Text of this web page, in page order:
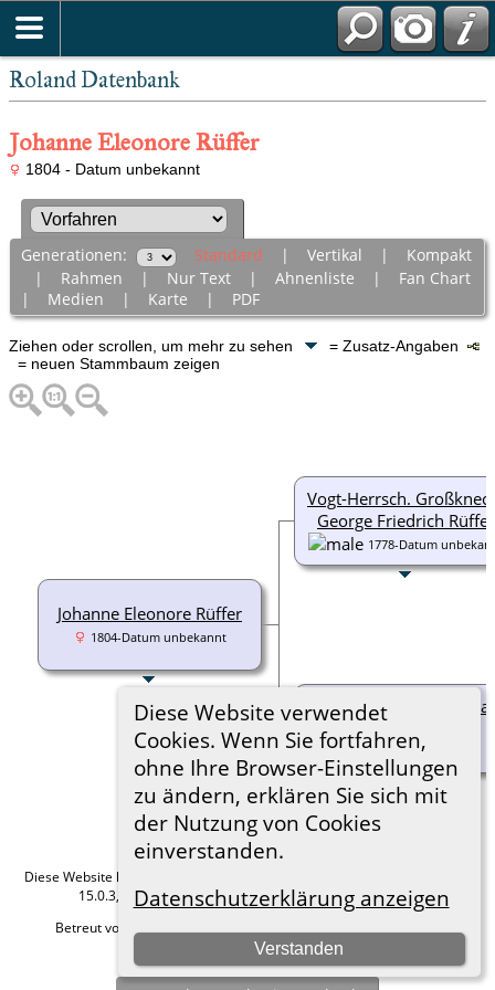
Roland Datenbank
Diese Website verwendet
Cookies. Wenn Sie fortfahren,
ohne Ihre Browser-Einstellungen
zu ändern, erklären Sie sich mit
der Nutzung von Cookies
einverstanden.
Datenschutzerklärung anzeigen
Verstanden
Johanne Eleonore Rüffer
1804 - Datum unbekannt
Generationen: Standard | Vertikal | Kompakt
| Rahmen | Nur Text| Ahnenliste | Fan Chart
| Medien | Karte | PDF
Ziehen oder scrollen, um mehr zu sehen
= Zusatz-Angaben
= neuen Stammbaum zeigen
Johanne Eleonore Rüffer
1804-Datum unbekannt
Vogt-Herrsch.
George Friedrich Rüffer
1778-Datum
Maria Elisabeth (Anna
Rosine) Raubbach
-Datum unbekannt
Diese Website läuft mit
15.0.3, programmiert von Darrin Lythgoe © 2001-2026.
Betreut von
Hier geht es zum Impressum